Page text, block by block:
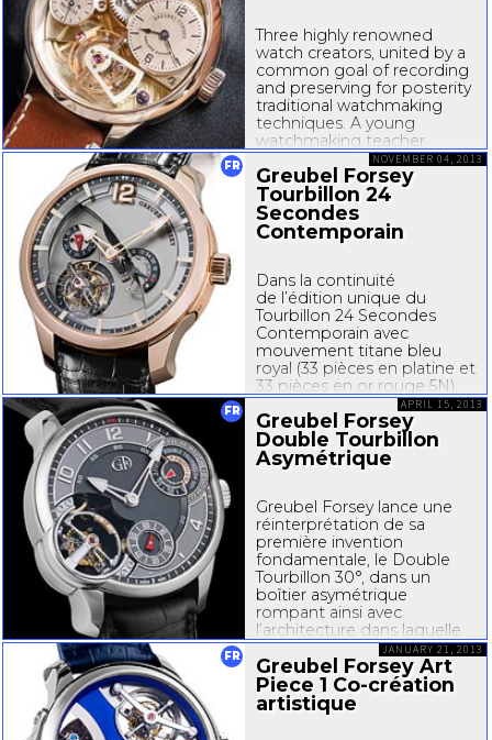
Three highly renowned
watch creators, united by a
common goal of recording
and preserving for posterity
traditional watchmaking
techniques. A young
watchmaking teacher
entrusted with the role of
learning such
techniquesbefore they risk
being permanently lost and
a true handmade
timepiece...
FR
Greubel Forsey
Tourbillon 24
Secondes
Contemporain
Dans la continuité
de l’édition unique du
Tourbillon 24 Secondes
Contemporain avec
mouvement titane bleu
royal (33 pièces en platine et
33 pièces en or rouge 5N),
Greubel Forsey dévoile cet
automne sa dernière
création, le Tourbillon 24
Secondes Contemporain
avec mouvement en titane,
NOVEMBER 04, 2013
FR
Greubel Forsey
Double Tourbillon
Asymétrique
Greubel Forsey lance une
réinterprétation de sa
première invention
fondamentale, le Double
Tourbillon 30°, dans un
boîtier asymétrique
rompant ainsi avec
l’architecture dans laquelle
ce mécanisme a été
présenté dans notre
collection jusqu’à ce jour.
Dans la ligne de cet
esthétisme...
APRIL 15, 2013
FR
Greubel Forsey Art
Piece 1 Co-création
artistique
JANUARY 21, 2013